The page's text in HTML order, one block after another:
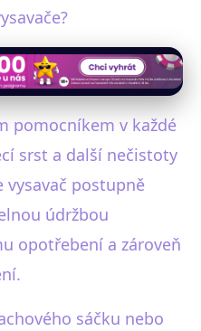
pomocníkem v každé
srst a další nečistoty
vysavač postupně
údržbou
opotřebení a zároveň
sáčku nebo